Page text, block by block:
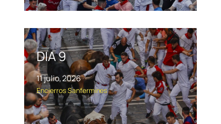
DIA 9
11 julio, 2026
Encierros Sanfermines